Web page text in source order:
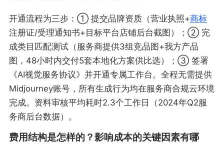
开通流程为三步：① 提交品牌资质（营业执照+商标
注册证/受理通知书+目标平台店铺后台截图）；② 完
成类目匹配测试（服务商提供3组竞品图+我方产品
图，48小时内交付5套本地化方案供比选）；③ 签署
《AI视觉服务协议》并开通专属工作台。全程无需提供
Midjourney账号，所有生成行为均在服务商合规云环境
完成。资料审核平均耗时2.3个工作日（2024年Q2服
务商后台数据）。
费用结构是怎样的？影响成本的关键因素有哪